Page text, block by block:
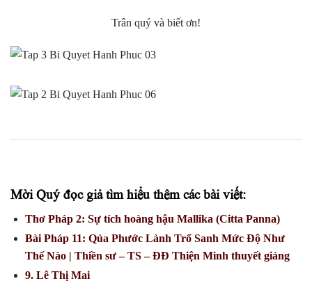
Trân quý và biết ơn!
Mời Quý đọc giả tìm hiểu thêm các bài viết:
Thơ Pháp 2: Sự tích hoàng hậu Mallika (Citta Panna)
Bài Pháp 11: Qủa Phước Lành Trổ Sanh Mức Độ Như
Thế Nào | Thiền sư – TS – ĐĐ Thiện Minh thuyết giảng
9. Lê Thị Mai